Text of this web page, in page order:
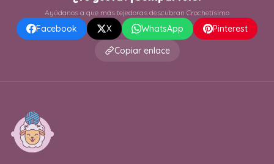
Ayúdanos a que más tejedoras descubran Crochetísimo
Facebook X WhatsApp
Pinterest
Copiar enlace